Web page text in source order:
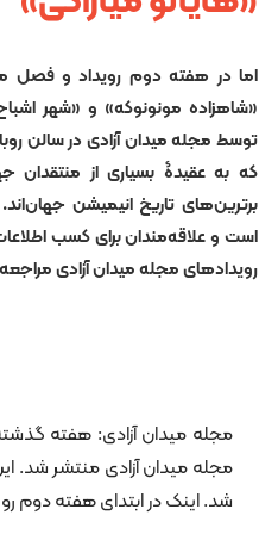
اما در هفته دوم رویداد و فصل
«شاهزاده مونونوکه» و «شهر
توسط مجله میدان آزادی در سالن
که به عقیدۀ بسیاری از منتقدان
برترین‌های تاریخ انیمیشن
است و علاقه‌مندان برای کسب
رویدادهای مجله میدان آزادی
مجله میدان آزادی: هفته
شد. اینک در ابتدای هفته دوم